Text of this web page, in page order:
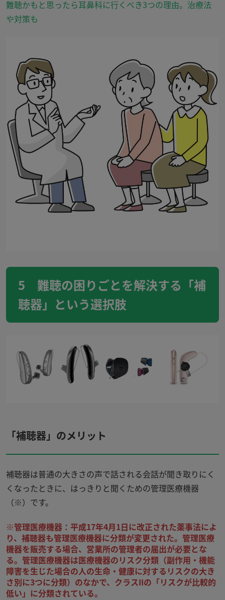
難聴かもと思ったら耳鼻科に行くべき3つの理由。治療法
や対策も
5 難聴の困りごとを解決する「補
聴器」という選択肢
「補聴器」のメリット
補聴器は普通の大きさの声で話される会話が聞き取りにく
くなったときに、はっきりと聞くための管理医療機器
（※）です。
※管理医療機器：平成17年4月1日に改正された薬事法によ
り、補聴器も管理医療機器に分類が変更された。管理医療
機器を販売する場合、営業所の管理者の届出が必要とな
る。管理医療機器は医療機器のリスク分類（副作用・機能
障害を生じた場合の人の生命・健康に対するリスクの大き
さ別に3つに分類）のなかで、クラスIIの「リスクが比較的
低い」に分類されている。